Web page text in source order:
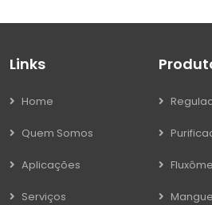
Links
Home
Quem Somos
Aplicações
Serviços